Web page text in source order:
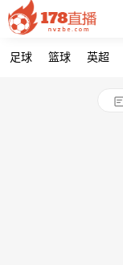
足球 篮球 英超